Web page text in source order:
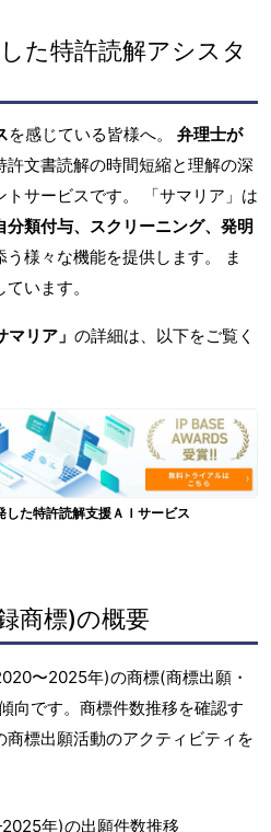
た特許読解アシスタ
を感じている皆様へ。 弁理士が
許文書読解の時間短縮と理解の深
サービスです。 「サマリア」は
類付与、スクリーニング、発明
様々な機能を提供します。 ま
います。
リア」 の詳細は、以下をご覧く
した特許読解支援ＡＩサービス
商標)の概要
〜2025年)の商標(商標出願・
向です。商標件数推移を確認す
標出願活動のアクティビティを
年)の出願件数推移